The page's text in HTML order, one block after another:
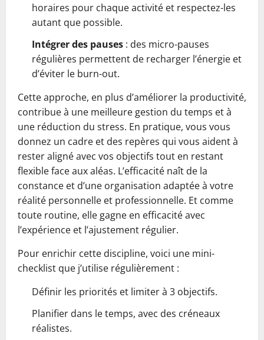
horaires pour chaque activité et respectez-les
autant que possible.
Intégrer des pauses : des micro-pauses
régulières permettent de recharger l’énergie et
d’éviter le burn-out.
Cette approche, en plus d’améliorer la productivité,
contribue à une meilleure gestion du temps et à
une réduction du stress. En pratique, vous vous
donnez un cadre et des repères qui vous aident à
rester aligné avec vos objectifs tout en restant
flexible face aux aléas. L’efficacité naît de la
constance et d’une organisation adaptée à votre
réalité personnelle et professionnelle. Et comme
toute routine, elle gagne en efficacité avec
l’expérience et l’ajustement régulier.
Pour enrichir cette discipline, voici une mini-
checklist que j’utilise régulièrement :
Définir les priorités et limiter à 3 objectifs.
Planifier dans le temps, avec des créneaux
réalistes.